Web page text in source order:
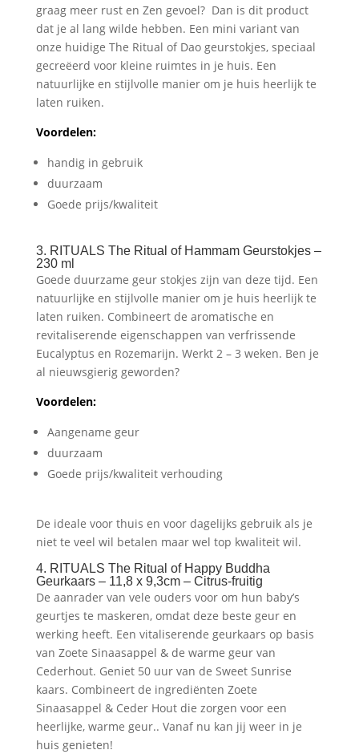
graag meer rust en Zen gevoel? Dan is dit product
dat je al lang wilde hebben. Een mini variant van
onze huidige The Ritual of Dao geurstokjes, speciaal
gecreëerd voor kleine ruimtes in je huis. Een
natuurlijke en stijlvolle manier om je huis heerlijk te
laten ruiken.
Voordelen:
handig in gebruik
duurzaam
Goede prijs/kwaliteit
3. RITUALS The Ritual of Hammam Geurstokjes –
230 ml
Goede duurzame geur stokjes zijn van deze tijd. Een
natuurlijke en stijlvolle manier om je huis heerlijk te
laten ruiken. Combineert de aromatische en
revitaliserende eigenschappen van verfrissende
Eucalyptus en Rozemarijn. Werkt 2 – 3 weken. Ben je
al nieuwsgierig geworden?
Voordelen:
Aangename geur
duurzaam
Goede prijs/kwaliteit verhouding
De ideale voor thuis en voor dagelijks gebruik als je
niet te veel wil betalen maar wel top kwaliteit wil.
4. RITUALS The Ritual of Happy Buddha
Geurkaars – 11,8 x 9,3cm – Citrus-fruitig
De aanrader van vele ouders voor om hun baby’s
geurtjes te maskeren, omdat deze beste geur en
werking heeft. Een vitaliserende geurkaars op basis
van Zoete Sinaasappel & de warme geur van
Cederhout. Geniet 50 uur van de Sweet Sunrise
kaars. Combineert de ingrediënten Zoete
Sinaasappel & Ceder Hout die zorgen voor een
heerlijke, warme geur.. Vanaf nu kan jij weer in je
huis genieten!